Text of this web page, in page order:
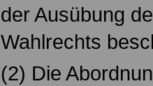
der Ausübung
Wahlrechts
(2) Die